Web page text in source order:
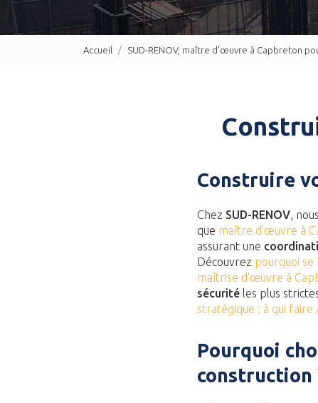
Accueil SUD-RENOV, maître d'œuvre à Capbreton
Construire
Chez SUD-RENOV,
que maître d'œuvre à
assurant une
Découvrez pourquoi
maîtrise d'œuvre à
sécurité les plus
stratégique : à qui faire
Pourquoi
construction